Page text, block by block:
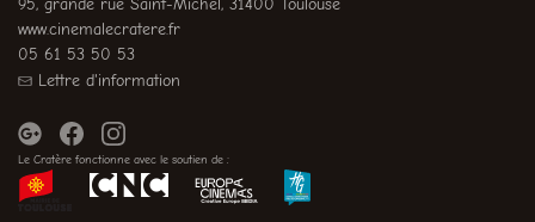
95, grande rue Saint-Michel, 31400 Toulouse
www.cinemalecratere.fr
05 61 53 50 53
Lettre d'information
Le Cratère fonctionne avec le soutien de :